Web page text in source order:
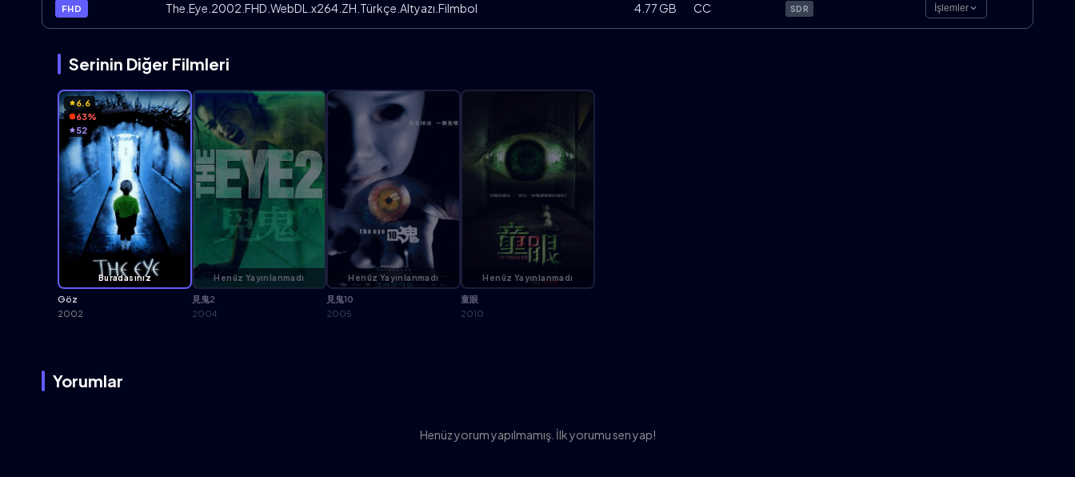
FHD The.Eye.2002.FHD.WebDL.x264.ZH.Türkçe.Altyazı.Filmbol 4.77 GB CC SDR İşlemler
Serinin Diğer Filmleri
Buradasınız
6.6
63%
52
Göz
2002
Henüz Yayınlanmadı
見鬼2
2004
Henüz Yayınlanmadı
見鬼10
2005
Henüz Yayınlanmadı
童眼
2010
Yorumlar
Henüz yorum yapılmamış. İlk yorumu sen yap!